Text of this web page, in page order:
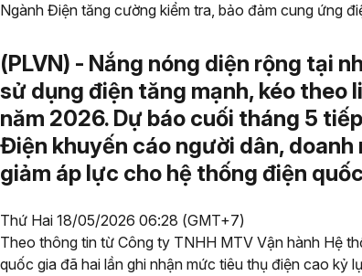
Ngành Điện tăng cường kiểm tra, bảo đảm cung ứng
(PLVN) - Nắng nóng diện rộng tại
sử dụng điện tăng mạnh, kéo theo
năm 2026. Dự báo cuối tháng 5
Điện khuyến cáo người dân,
giảm áp lực cho hệ thống điện
Thứ Hai 18/05/2026 06:28 (GMT+7)
Theo thông tin từ Công ty TNHH MTV Vận hành Hệ
quốc gia đã hai lần ghi nhận mức tiêu thụ điện cao